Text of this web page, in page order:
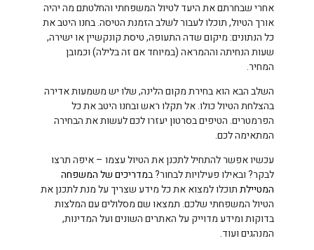
אחרי שבחרתם את היעד לטיול המשפחתי והחלטתם מה יהיה
אורך הטיול, תוכלו לעבור לשלב הזמנת הטיסה. בחנו היטב את
כל הנתונים: מיקום שדה התעופה, טיסת קונקשיין או ישירה,
שעות הנחיתה וההמראה (במיוחד אם זה בלילה) וכמובן
המחיר.
השלב הבא הוא בחירת מקום הלינה, שלו יש משמעות אדירה
בהצלחת הטיול כולו. אל תקלו ראש ובחנו היטב את כל
הפרמטרים. הטיפים בסרטון יעזרו לכם לעשות את הבחירה
המתאימה לכם.
עכשיו אפשר להתחיל לתכנן את הטיול עצמו – איפה תרצו
לבקר? ובאילו פעילויות לבחור? במדריכים של המשפחה
המטיילתתוכלו למצוא את כל מידע שצריך על מנת לתכנן את
הטיול המשפחתי שלכם. תמצאו שם מסלולים עם המלצות
בדוקות ומידע מדוייק על האתרים השונים ועל המדינות,
המנהגים ועוד.